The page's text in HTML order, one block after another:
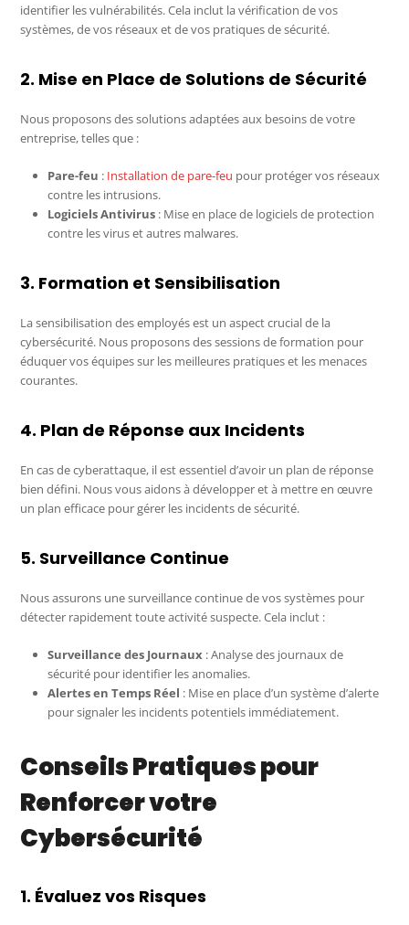
identifier les vulnérabilités. Cela inclut la vérification de vos
systèmes, de vos réseaux et de vos pratiques de sécurité.
2. Mise en Place de Solutions de Sécurité
Nous proposons des solutions adaptées aux besoins de votre
entreprise, telles que :
Pare-feu : Installation de pare-feu pour protéger vos réseaux
contre les intrusions.
Logiciels Antivirus : Mise en place de logiciels de protection
contre les virus et autres malwares.
3. Formation et Sensibilisation
La sensibilisation des employés est un aspect crucial de la
cybersécurité. Nous proposons des sessions de formation pour
éduquer vos équipes sur les meilleures pratiques et les menaces
courantes.
4. Plan de Réponse aux Incidents
En cas de cyberattaque, il est essentiel d’avoir un plan de réponse
bien défini. Nous vous aidons à développer et à mettre en œuvre
un plan efficace pour gérer les incidents de sécurité.
5. Surveillance Continue
Nous assurons une surveillance continue de vos systèmes pour
détecter rapidement toute activité suspecte. Cela inclut :
Surveillance des Journaux : Analyse des journaux de
sécurité pour identifier les anomalies.
Alertes en Temps Réel : Mise en place d’un système d’alerte
pour signaler les incidents potentiels immédiatement.
Conseils Pratiques pour
Renforcer votre
Cybersécurité
1. Évaluez vos Risques